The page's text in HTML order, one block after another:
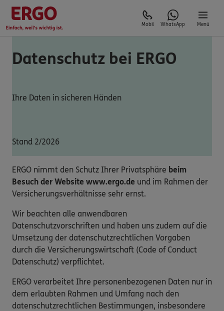
Mobil WhatsApp Menü
Datenschutz bei ERGO
Ihre Daten in sicheren Händen
Stand 2/2026
ERGO nimmt den Schutz Ihrer Privatsphäre beim
Besuch der Website www.ergo.de und im Rahmen der
Versicherungsverhältnisse sehr ernst.
Wir beachten alle anwendbaren
Datenschutzvorschriften und haben uns zudem auf die
Umsetzung der datenschutzrechtlichen Vorgaben
durch die Versicherungswirtschaft (Code of Conduct
Datenschutz) verpflichtet.
ERGO verarbeitet Ihre personenbezogenen Daten nur in
dem erlaubten Rahmen und Umfang nach den
datenschutzrechtlichen Bestimmungen, insbesondere